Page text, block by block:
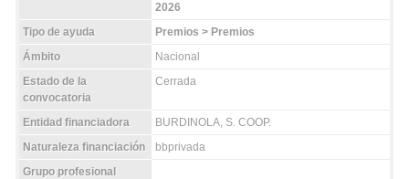
2026
Tipo de ayuda
Premios > Premios
Ámbito
Nacional
Estado de la
convocatoria
Cerrada
Entidad financiadora
BURDINOLA, S. COOP.
Naturaleza financiación
bbprivada
Grupo profesional